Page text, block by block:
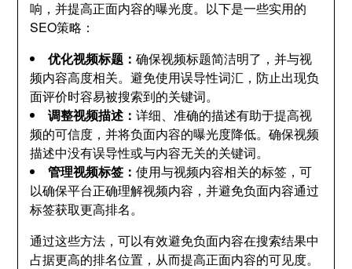
响，并提高正面内容的曝光度。以下是一些实用的
SEO策略：
优化视频标题：确保视频标题简洁明了，并与视
频内容高度相关。避免使用误导性词汇，防止出现负
面评价时容易被搜索到的关键词。
调整视频描述：详细、准确的描述有助于提高视
频的可信度，并将负面内容的曝光度降低。确保视频
描述中没有误导性或与内容无关的关键词。
管理视频标签：使用与视频内容相关的标签，可
以确保平台正确理解视频内容，并避免负面内容通过
标签获取更高排名。
通过这些方法，可以有效避免负面内容在搜索结果中
占据更高的排名位置，从而提高正面内容的可见度。